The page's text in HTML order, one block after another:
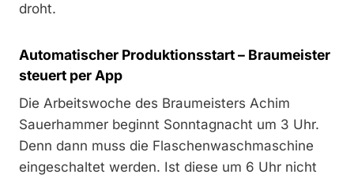
droht.
Automatischer Produktionsstart – Braumeister
steuert per App
Die Arbeitswoche des Braumeisters Achim
Sauerhammer beginnt Sonntagnacht um 3 Uhr.
Denn dann muss die Flaschenwaschmaschine
eingeschaltet werden. Ist diese um 6 Uhr nicht